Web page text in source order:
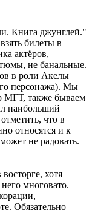
Книга джунглей."
билеты в
актёров,
не банальные.
в роли Акелы
персонажа). Мы
МГТ, также бываем
наибольший
что в
относятся и к
не радовать.
хотя
многовато.
Обязательно